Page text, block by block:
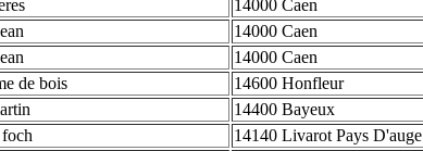
14000 Caen
14000 Caen
14000 Caen
de bois
14600 Honfleur
14400 Bayeux
14140 Livarot Pays D'auge